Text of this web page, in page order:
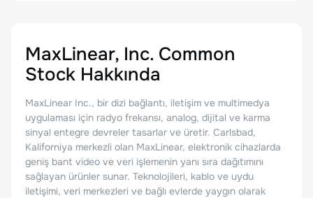
MaxLinear, Inc. Common
Stock Hakkında
MaxLinear Inc., bir dizi bağlantı, iletişim ve multimedya
uygulaması için radyo frekansı, analog, dijital ve karma
sinyal entegre devreler tasarlar ve üretir. Carlsbad,
Kaliforniya merkezli olan MaxLinear, elektronik cihazlarda
geniş bant video ve veri işlemenin yanı sıra dağıtımını
sağlayan ürünler sunar. Teknolojileri, kablo ve uydu
iletişimi, veri merkezleri ve bağlı evlerde yaygın olarak